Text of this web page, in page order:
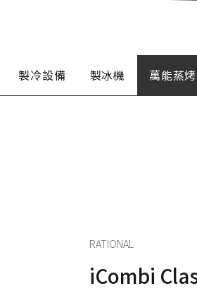
製冷設備 製冰機 萬能蒸
RATIONAL
iCombi